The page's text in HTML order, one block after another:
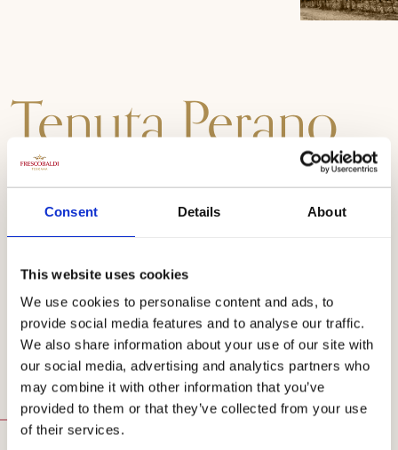
Consent Details About
This website uses cookies
We use cookies to personalise content and ads, to
provide social media features and to analyse our traffic.
We also share information about your use of our site with
our social media, advertising and analytics partners who
may combine it with other information that you’ve
provided to them or that they’ve collected from your use
of their services.
Tenuta Perano
Riserva
Una delle espressioni più eleganti e ricche di personalità del
Sangiovese. Frutto di un'attenta selezione manuale in vigna,
affinato in botti di rovere di Slavonia per 24 mesi.
Scopri